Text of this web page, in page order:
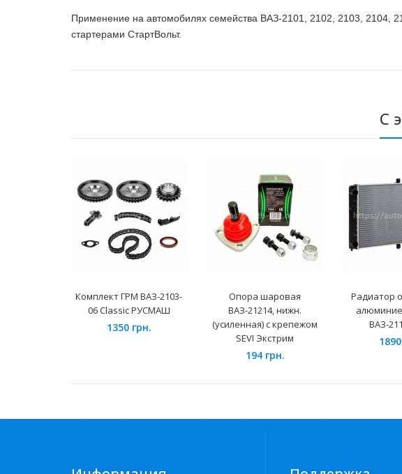
Применение на автомобилях семейства ВАЗ-2101, 2102, 2103, 2104,
стартерами СтартВольт.
С
Комплект ГРМ ВАЗ-2103-
06 Classic РУСМАШ
1350 грн.
Опора шаровая
ВАЗ-21214, нижн.
(усиленная) с крепежом
SEVI Экстрим
194 грн.
Радиатор
ВАЗ-